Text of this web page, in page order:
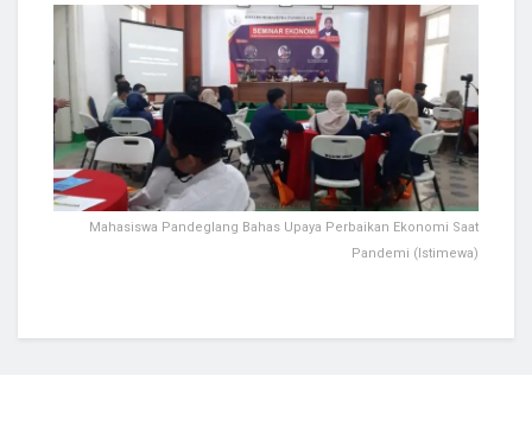
Mahasiswa Pandeglang Bahas Upaya Perbaikan Ekonomi Saat
Pandemi (Istimewa)